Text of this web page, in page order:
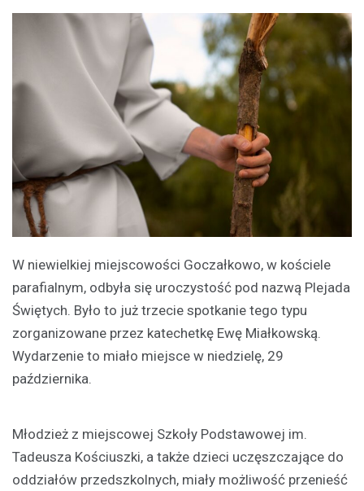
W niewielkiej miejscowości Goczałkowo, w kościele
parafialnym, odbyła się uroczystość pod nazwą Plejada
Świętych. Było to już trzecie spotkanie tego typu
zorganizowane przez katechetkę Ewę Miałkowską.
Wydarzenie to miało miejsce w niedzielę, 29
października.
Młodzież z miejscowej Szkoły Podstawowej im.
Tadeusza Kościuszki, a także dzieci uczęszczające do
oddziałów przedszkolnych, miały możliwość przenieść